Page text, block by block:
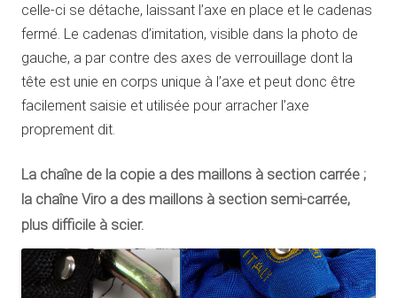
celle-ci se détache, laissant l’axe en place et le cadenas
fermé. Le cadenas d’imitation, visible dans la photo de
gauche, a par contre des axes de verrouillage dont la
tête est unie en corps unique à l’axe et peut donc être
facilement saisie et utilisée pour arracher l’axe
proprement dit.
La chaîne de la copie a des maillons à section carrée ;
la chaîne Viro a des maillons à section semi-carrée,
plus difficile à scier.